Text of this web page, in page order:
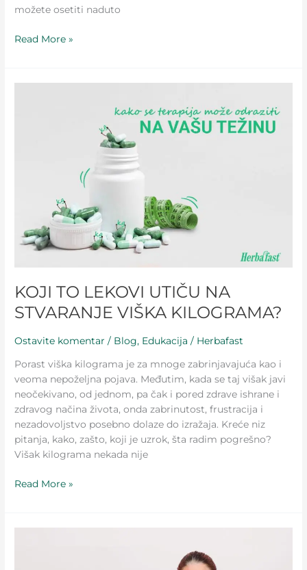
možete osetiti naduto
Read More »
KOJI TO LEKOVI UTIČU NA
STVARANJE VIŠKA KILOGRAMA?
Ostavite komentar / Blog, Edukacija / Herbafast
Porast viška kilograma je za mnoge zabrinjavajuća kao i
veoma nepoželjna pojava. Međutim, kada se taj višak javi
neočekivano, od jednom, pa čak i pored zdrave ishrane i
zdravog načina života, onda zabrinutost, frustracija i
nezadovoljstvo posebno dolaze do izražaja. Kreće niz
pitanja, kako, zašto, koji je uzrok, šta radim pogrešno?
Višak kilograma nekada nije
Read More »